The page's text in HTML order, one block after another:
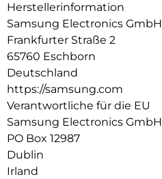
Herstellerinformation
Samsung Electronics GmbH
Frankfurter Straße 2
65760 Eschborn
Deutschland
https://samsung.com
Verantwortliche für die EU
Samsung Electronics GmbH
PO Box 12987
Dublin
Irland